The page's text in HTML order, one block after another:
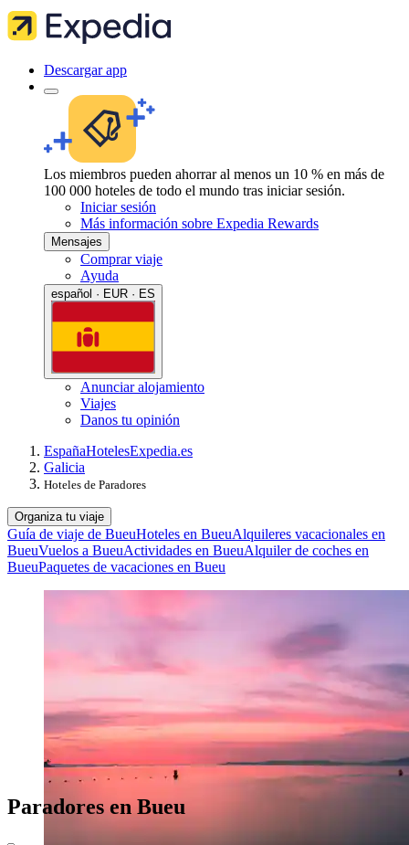
Descargar app
Los miembros pueden ahorrar al menos un 10 % en más de
100 000 hoteles de todo el mundo tras iniciar sesión.
Iniciar sesión
Más información sobre Expedia Rewards
Mensajes
Comprar viaje
Ayuda
español · EUR · ES
Anunciar alojamiento
Viajes
Danos tu opinión
EspañaHotelesExpedia.es
Galicia
Hoteles de Paradores
Organiza tu viaje
Guía de viaje de BueuHoteles en BueuAlquileres vacacionales en
BueuVuelos a BueuActividades en BueuAlquiler de coches en
BueuPaquetes de vacaciones en Bueu
Paradores en Bueu